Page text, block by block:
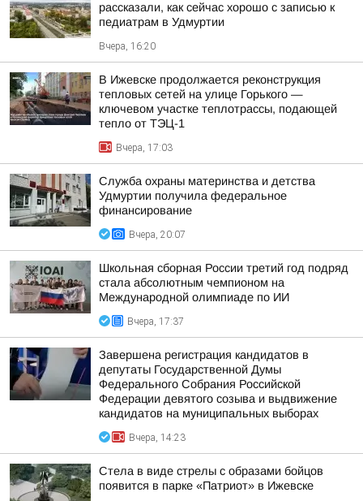
рассказали, как сейчас хорошо с записью к
педиатрам в Удмуртии
Вчера, 16:20
В Ижевске продолжается реконструкция
тепловых сетей на улице Горького —
ключевом участке теплотрассы, подающей
тепло от ТЭЦ-1
Вчера, 17:03
Служба охраны материнства и детства
Удмуртии получила федеральное
финансирование
Вчера, 20:07
Школьная сборная России третий год подряд
стала абсолютным чемпионом на
Международной олимпиаде по ИИ
Вчера, 17:37
Завершена регистрация кандидатов в
депутаты Государственной Думы
Федерального Собрания Российской
Федерации девятого созыва и выдвижение
кандидатов на муниципальных выборах
Вчера, 14:23
Стела в виде стрелы с образами бойцов
появится в парке «Патриот» в Ижевске